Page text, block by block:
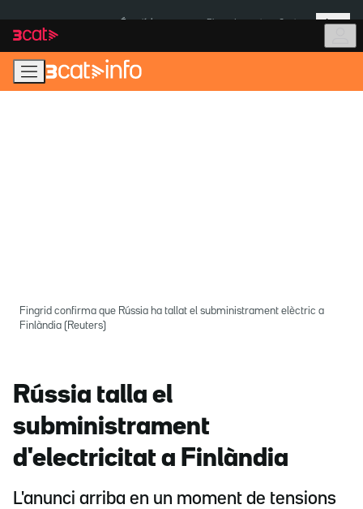
navegació
principal
contingut
Més
Fingrid confirma que Rússia ha tallat el subministrament elèctric a
Finlàndia (Reuters)
Rússia talla el
subministrament
d'electricitat a Finlàndia
L'anunci arriba en un moment de tensions